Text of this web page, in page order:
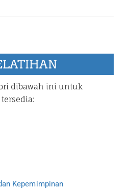
dibawah ini untuk
Kepemimpinan